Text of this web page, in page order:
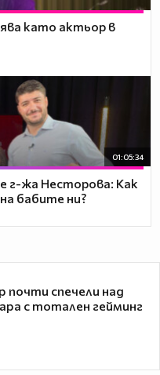
като актьор в
01:05:34
жа Несторова: Как
бабите ни?
почти спечели над
с тотален гейминг